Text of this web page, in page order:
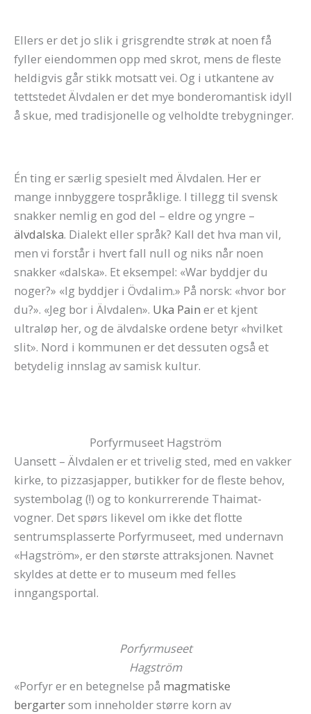
Ellers er det jo slik i grisgrendte strøk at noen få
fyller eiendommen opp med skrot, mens de fleste
heldigvis går stikk motsatt vei. Og i utkantene av
tettstedet Älvdalen er det mye bonderomantisk idyll
å skue, med tradisjonelle og velholdte trebygninger.
Én ting er særlig spesielt med Älvdalen. Her er
mange innbyggere tospråklige. I tillegg til svensk
snakker nemlig en god del – eldre og yngre –
älvdalska. Dialekt eller språk? Kall det hva man vil,
men vi forstår i hvert fall null og niks når noen
snakker «dalska». Et eksempel: «War byddjer du
noger?» «Ig byddjer i Övdalim.» På norsk: «hvor bor
du?». «Jeg bor i Älvdalen». Uka Pain er et kjent
ultraløp her, og de älvdalske ordene betyr «hvilket
slit». Nord i kommunen er det dessuten også et
betydelig innslag av samisk kultur.
Porfyrmuseet Hagström
Uansett – Älvdalen er et trivelig sted, med en vakker
kirke, to pizzasjapper, butikker for de fleste behov,
systembolag (!) og to konkurrerende Thaimat-
vogner. Det spørs likevel om ikke det flotte
sentrumsplasserte Porfyrmuseet, med undernavn
«Hagström», er den største attraksjonen. Navnet
skyldes at dette er to museum med felles
inngangsportal.
Porfyrmuseet
Hagström
«Porfyr er en betegnelse på magmatiske
bergartersom inneholder større korn av